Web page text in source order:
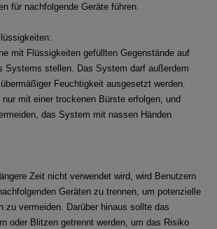
für nachfolgende Geräte führen.
mit Flüssigkeiten gefüllten Gegenstände auf
Systems stellen. Das System darf außerdem
Feuchtigkeit ausgesetzt werden.
nur mit einer trockenen Bürste erfolgen, und
das System mit nassen Händen
Zeit nicht verwendet wird, wird Benutzern
Geräten zu trennen, um potenzielle
zu vermeiden. Darüber hinaus sollte das
oder Blitzen getrennt werden, um das Risiko